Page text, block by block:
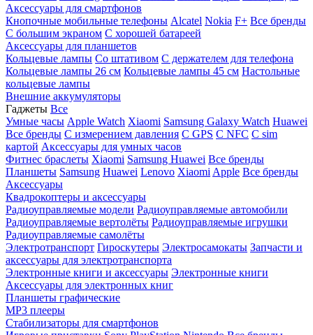
Аксессуары для смартфонов
Кнопочные мобильные телефоны Alcatel Nokia F+ Все бренды
С большим экраном С хорошей батареей
Аксессуары для планшетов
Кольцевые лампы Со штативом C держателем для телефона
Кольцевые лампы 26 см Кольцевые лампы 45 см Настольные
кольцевые лампы
Внешние аккумуляторы
Гаджеты Все
Умные часы Apple Watch Xiaomi Samsung Galaxy Watch Huawei
Все бренды C измерением давления C GPS C NFC C sim
картой Аксессуары для умных часов
Фитнес браслеты Xiaomi Samsung Huawei Все бренды
Планшеты Samsung Huawei Lenovo Xiaomi Apple Все бренды
Аксессуары
Квадрокоптеры и аксессуары
Радиоуправляемые модели Радиоуправляемые автомобили
Радиоуправляемые вертолёты Радиоуправляемые игрушки
Радиоуправляемые самолёты
Электротранспорт Гироскутеры Электросамокаты Запчасти и
аксессуары для электротранспорта
Электронные книги и аксессуары Электронные книги
Аксессуары для электронных книг
Планшеты графические
MP3 плееры
Стабилизаторы для смартфонов